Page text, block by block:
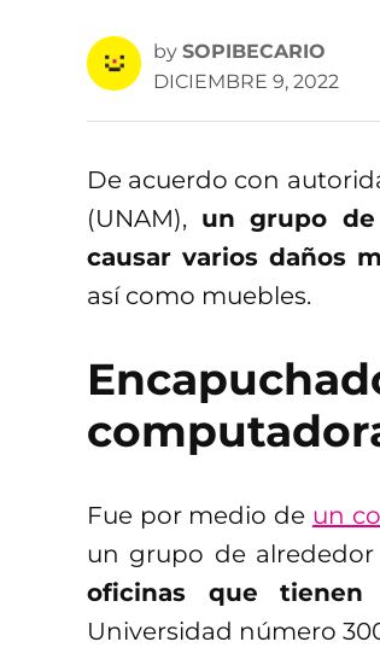
by SOPIBECARIO
DICIEMBRE 9, 2022
De acuerdo con
(UNAM), un grupo de
causar varios daños
así como muebles.
Fue por medio de un
un grupo de
oficinas que tienen
Universidad número